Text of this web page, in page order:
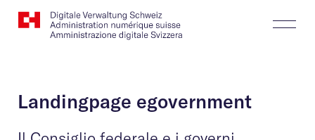
Website
Logo
Landingpage egovernment